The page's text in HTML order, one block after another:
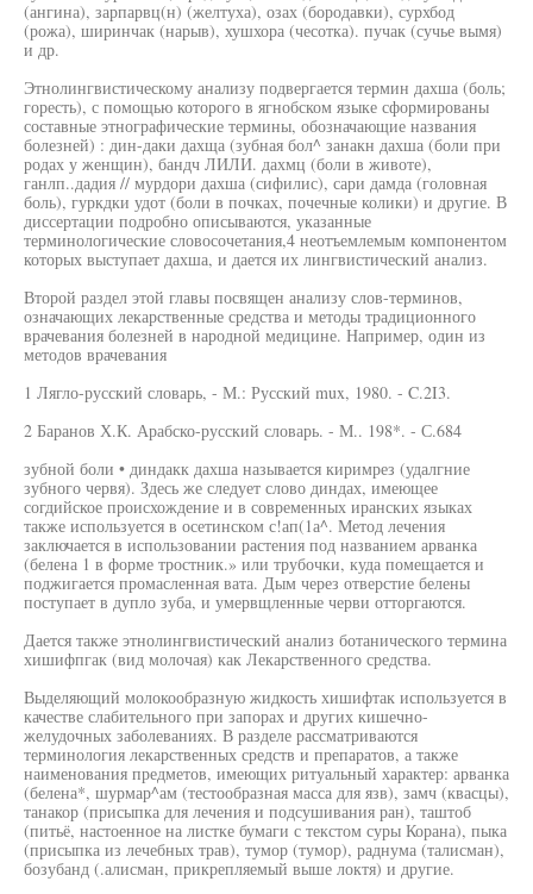
(ангина), зарпарвц(н) (желтуха), озах (бородавки), сурхбод
(рожа), ширинчак (нарыв), хушхора (чесотка). пучак (сучье вымя)
и др.
Этнолингвистическому анализу подвергается термин дахша (боль;
горесть), с помощью которого в ягнобском языке сформированы
составные этнографические термины, обозначающие названия
болезней) : дин-даки дахща (зубная бол^ занакн дахша (боли при
родах у женщин), бандч ЛИЛИ. дахмц (боли в животе),
ганлп..дадия // мурдори дахша (сифилис), сари дамда (головная
боль), гуркдки удот (боли в почках, почечные колики) и другие. В
диссертации подробно описываются, указанные
терминологические словосочетания,4 неотъемлемым компонентом
которых выступает дахша, и дается их лингвистический анализ.
Второй раздел этой главы посвящен анализу слов-терминов,
означающих лекарственные средства и методы традиционного
врачевания болезней в народной медицине. Например, один из
методов врачевания
1 Лягло-русский словарь, - М.: Русский mux, 1980. - C.2I3.
2 Баранов Х.К. Арабско-русский словарь. - М.. 198*. - С.684
зубной боли • диндакк дахша называется киримрез (удалгние
зубного червя). Здесь же следует слово диндах, имеющее
согдийское происхождение и в современных иранских языках
также используется в осетинском с!ап(1а^. Метод лечения
заключается в использовании растения под названием арванка
(белена 1 в форме тростник.» или трубочки, куда помещается и
поджигается промасленная вата. Дым через отверстие белены
поступает в дупло зуба, и умервщленные черви отторгаются.
Дается также этнолингвистический анализ ботанического термина
хишифпгак (вид молочая) как Лекарственного средства.
Выделяющий молокообразную жидкость хишифтак используется в
качестве слабительного при запорах и других кишечно-
желудочных заболеваниях. В разделе рассматриваются
терминология лекарственных средств и препаратов, а также
наименования предметов, имеющих ритуальный характер: арванка
(белена*, шурмар^ам (тестообразная масса для язв), замч (квасцы),
танакор (присыпка для лечения и подсушивания ран), таштоб
(питьё, настоенное на листке бумаги с текстом суры Корана), пыка
(присыпка из лечебных трав), тумор (тумор), раднума (талисман),
бозубанд (.алисман, прикрепляемый выше локтя) и другие.